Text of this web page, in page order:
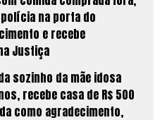
na porta do
e recebe
Justiça
sozinho da mãe idosa
recebe casa de R$ 500
como agradecimento,